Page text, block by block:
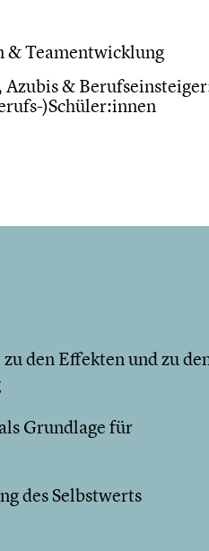
Teamentwicklung
&
)Schüler:innen
den Effekten und zu
Grundlage für
des Selbstwerts